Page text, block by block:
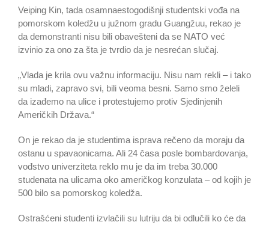
Veiping Kin, tada osamnaestogodišnji studentski vođa na
pomorskom koledžu u južnom gradu Guangžuu, rekao je
da demonstranti nisu bili obavešteni da se NATO već
izvinio za ono za šta je tvrdio da je nesrećan slučaj.
„Vlada je krila ovu važnu informaciju. Nisu nam rekli – i tako
su mladi, zapravo svi, bili veoma besni. Samo smo želeli
da izađemo na ulice i protestujemo protiv Sjedinjenih
Američkih Država.“
On je rekao da je studentima isprava rečeno da moraju da
ostanu u spavaonicama. Ali 24 časa posle bombardovanja,
vođstvo univerziteta reklo mu je da im treba 30.000
studenata na ulicama oko američkog konzulata – od kojih je
500 bilo sa pomorskog koledža.
Ostrašćeni studenti izvlačili su lutriju da bi odlučili ko će da